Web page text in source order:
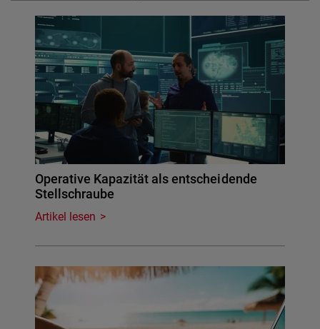
Operative Kapazität als entscheidende
Stellschraube
Artikel lesen